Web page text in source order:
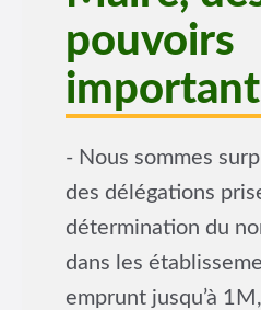
pouvoirs
- Nous sommes
des délégations
détermination du
dans les
emprunt jusqu’à